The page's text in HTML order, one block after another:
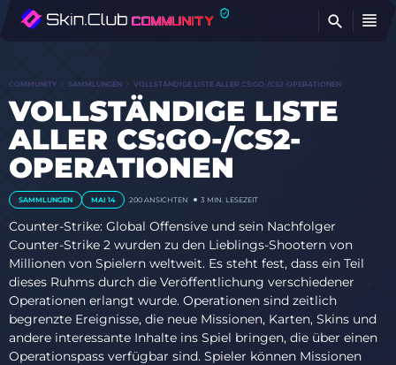
COMMUNITY SAMMLUNGEN VOLLSTÄNDIGE LISTE ALLER CS:GO-/CS2-OPERATIONEN
VOLLSTÄNDIGE LISTE
ALLER CS:GO-/CS2-
OPERATIONEN
SAMMLUNGEN MAI 14 200 ANSICHTEN 3 MIN. LESEZEIT
Counter-Strike: Global Offensive und sein Nachfolger
Counter-Strike 2 wurden zu den Lieblings-Shootern von
Millionen von Spielern weltweit. Es steht fest, dass ein Teil
dieses Ruhms durch die Veröffentlichung verschiedener
Operationen erlangt wurde. Operationen sind zeitlich
begrenzte Ereignisse, die neue Missionen, Karten, Skins und
andere interessante Inhalte ins Spiel bringen, die über einen
Operationspass verfügbar sind. Spieler können Missionen